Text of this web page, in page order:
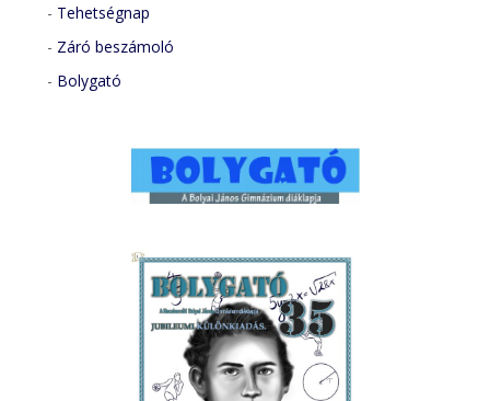
- Tehetségnap
- Záró beszámoló
- Bolygató